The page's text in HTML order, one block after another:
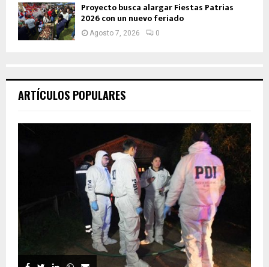
Proyecto busca alargar Fiestas Patrias
2026 con un nuevo feriado
Agosto 7, 2026 0
ARTÍCULOS POPULARES